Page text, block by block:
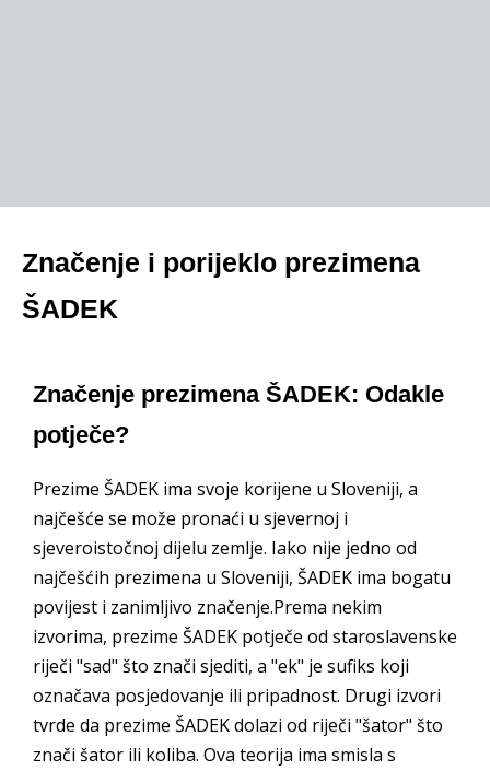
Značenje i porijeklo prezimena
ŠADEK
Značenje prezimena ŠADEK: Odakle
potječe?
Prezime ŠADEK ima svoje korijene u Sloveniji, a
najčešće se može pronaći u sjevernoj i
sjeveroistočnoj dijelu zemlje. Iako nije jedno od
najčešćih prezimena u Sloveniji, ŠADEK ima bogatu
povijest i zanimljivo značenje.Prema nekim
izvorima, prezime ŠADEK potječe od staroslavenske
riječi "sad" što znači sjediti, a "ek" je sufiks koji
označava posjedovanje ili pripadnost. Drugi izvori
tvrde da prezime ŠADEK dolazi od riječi "šator" što
znači šator ili koliba. Ova teorija ima smisla s